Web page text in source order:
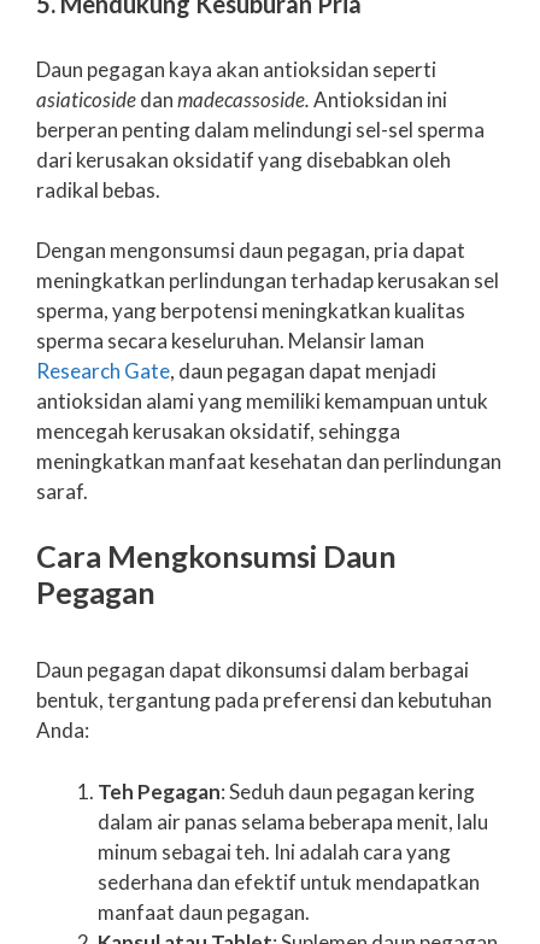
Daun pegagan kaya akan antioksidan seperti
asiaticosidedanmadecassoside.Antioksidan ini
berperan penting dalam melindungi sel-sel sperma
dari kerusakan oksidatif yang disebabkan oleh
radikal bebas.
Dengan mengonsumsi daun pegagan, pria dapat
meningkatkan perlindungan terhadap kerusakan sel
sperma, yang berpotensi meningkatkan kualitas
sperma secara keseluruhan. Melansir laman
Research Gate, daun pegagan dapat menjadi
antioksidan alami yang memiliki kemampuan untuk
mencegah kerusakan oksidatif, sehingga
meningkatkan manfaat kesehatan dan perlindungan
saraf.
Cara Mengkonsumsi Daun
Pegagan
Daun pegagan dapat dikonsumsi dalam berbagai
bentuk, tergantung pada preferensi dan kebutuhan
Anda:
Teh Pegagan: Seduh daun pegagan kering
dalam air panas selama beberapa menit, lalu
minum sebagai teh. Ini adalah cara yang
sederhana dan efektif untuk mendapatkan
manfaat daun pegagan.